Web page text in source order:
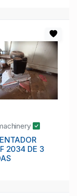
2034 DE 3